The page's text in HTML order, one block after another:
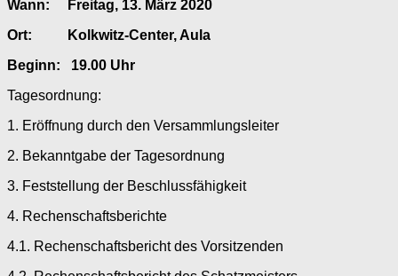
Wann: Freitag, 13. März 2020
Ort: Kolkwitz-Center, Aula
Beginn: 19.00 Uhr
Tagesordnung:
1. Eröffnung durch den Versammlungsleiter
2. Bekanntgabe der Tagesordnung
3. Feststellung der Beschlussfähigkeit
4. Rechenschaftsberichte
4.1. Rechenschaftsbericht des Vorsitzenden